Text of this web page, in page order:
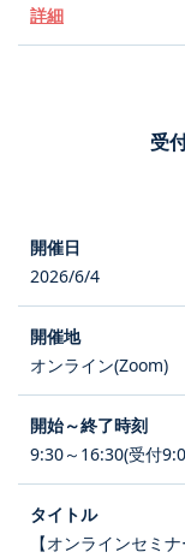
詳細
受
2026/6/4
オンライン(Zoom)
9:30～16:30(受付
【オンラインセミ